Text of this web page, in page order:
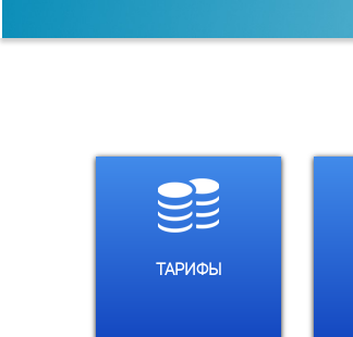
ТАРИФЫ
Выберите
филиал: